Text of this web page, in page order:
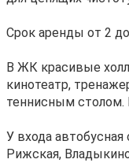
Срок аренды от 2
В ЖК красивые
кинотеатр,
теннисным столом.
У входа
Рижская,